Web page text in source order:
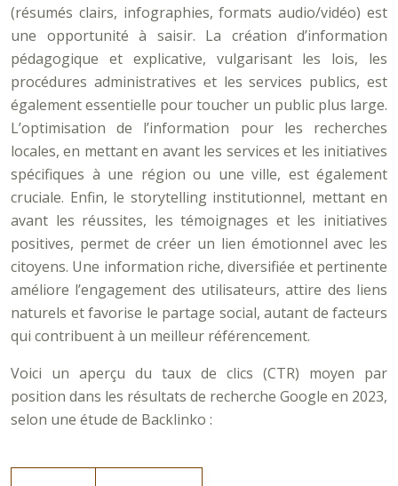
(résumés clairs, infographies, formats audio/vidéo) est
une opportunité à saisir. La création d’information
pédagogique et explicative, vulgarisant les lois, les
procédures administratives et les services publics, est
également essentielle pour toucher un public plus large.
L’optimisation de l’information pour les recherches
locales, en mettant en avant les services et les initiatives
spécifiques à une région ou une ville, est également
cruciale. Enfin, le storytelling institutionnel, mettant en
avant les réussites, les témoignages et les initiatives
positives, permet de créer un lien émotionnel avec les
citoyens. Une information riche, diversifiée et pertinente
améliore l’engagement des utilisateurs, attire des liens
naturels et favorise le partage social, autant de facteurs
qui contribuent à un meilleur référencement.
Voici un aperçu du taux de clics (CTR) moyen par
position dans les résultats de recherche Google en 2023,
selon une étude de Backlinko :